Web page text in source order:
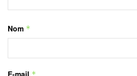
Nom *
E-mail *